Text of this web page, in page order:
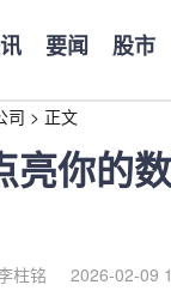
要闻 股市
司 > 正文
你的
柱铭 2026-02-09